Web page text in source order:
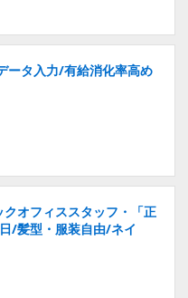
ータ入力/有給消化率高め
クオフィススタッフ・「正
/髪型・服装自由/ネイ